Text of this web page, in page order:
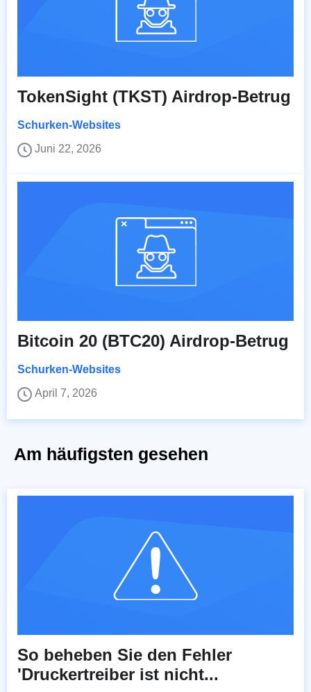
TokenSight (TKST) Airdrop-Betrug
Schurken-Websites
Juni 22, 2026
Bitcoin 20 (BTC20) Airdrop-Betrug
Schurken-Websites
April 7, 2026
Am häufigsten gesehen
So beheben Sie den Fehler
'Druckertreiber ist nicht...